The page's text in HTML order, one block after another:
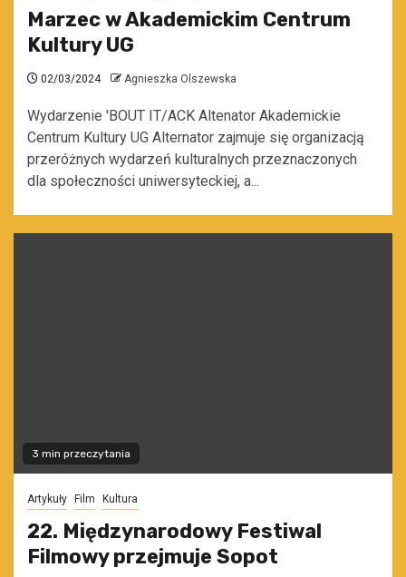
Marzec w Akademickim Centrum
Kultury UG
02/03/2024 Agnieszka Olszewska
Wydarzenie 'BOUT IT/ACK Altenator Akademickie
Centrum Kultury UG Alternator zajmuje się organizacją
przeróżnych wydarzeń kulturalnych przeznaczonych
dla społeczności uniwersyteckiej, a...
3 min przeczytania
Artykuły Film Kultura
22. Międzynarodowy Festiwal
Filmowy przejmuje Sopot